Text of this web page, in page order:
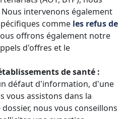
intervenons également
comme les refus de
offrons également notre
d'offres et le
de santé :
défaut d'information, d'une
vous assistons dans la
nous vous conseillons